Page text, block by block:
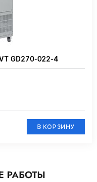
GD270-022-4
В КОРЗИНУ
РАБОТЫ